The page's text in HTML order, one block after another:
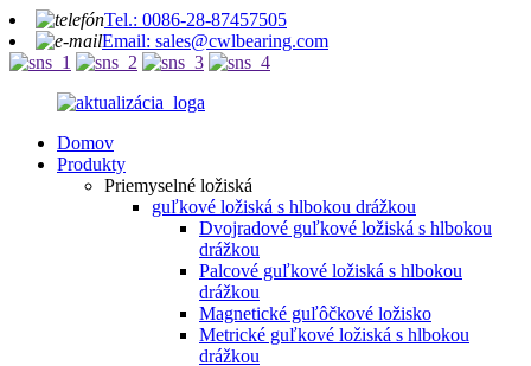
Tel.: 0086-28-87457505
Email: sales@cwlbearing.com
Domov
Produkty
Priemyselné ložiská
guľkové ložiská s hlbokou drážkou
Dvojradové guľkové ložiská s hlbokou
drážkou
Palcové guľkové ložiská s hlbokou
drážkou
Magnetické guľôčkové ložisko
Metrické guľkové ložiská s hlbokou
drážkou